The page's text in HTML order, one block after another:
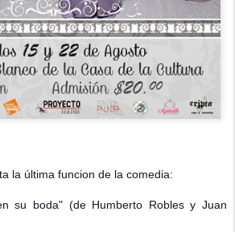
la última funcion de la comedia:
su boda" (de Humberto Robles y Juan